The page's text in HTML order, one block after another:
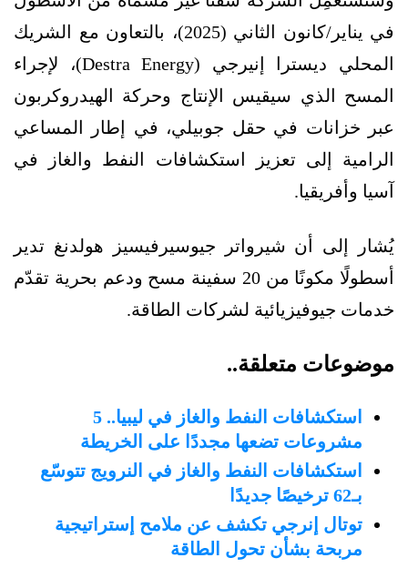
في يناير/كانون الثاني (2025)، بالتعاون مع الشريك
المحلي ديسترا إنيرجي (Destra Energy)، لإجراء
المسح الذي سيقيس الإنتاج وحركة الهيدروكربون
عبر خزانات في حقل جوبيلي، في إطار المساعي
الرامية إلى تعزيز استكشافات النفط والغاز في
آسيا وأفريقيا.
يُشار إلى أن شيرواتر جيوسيرفيسيز هولدنغ تدير
أسطولًا مكونًا من 20 سفينة مسح ودعم بحرية تقدّم
خدمات جيوفيزيائية لشركات الطاقة.
موضوعات متعلقة..
استكشافات النفط والغاز في ليبيا.. 5
مشروعات تضعها مجددًا على الخريطة
استكشافات النفط والغاز في النرويج تتوسّع
بـ62 ترخيصًا جديدًا
توتال إنرجي تكشف عن ملامح إستراتيجية
مربحة بشأن تحول الطاقة